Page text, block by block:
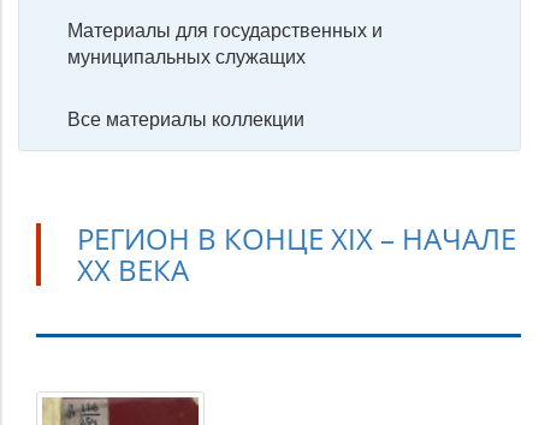
Материалы для государственных и
муниципальных служащих
Все материалы коллекции
РЕГИОН В КОНЦЕ XIX – НАЧАЛЕ
ХХ ВЕКА
Регион